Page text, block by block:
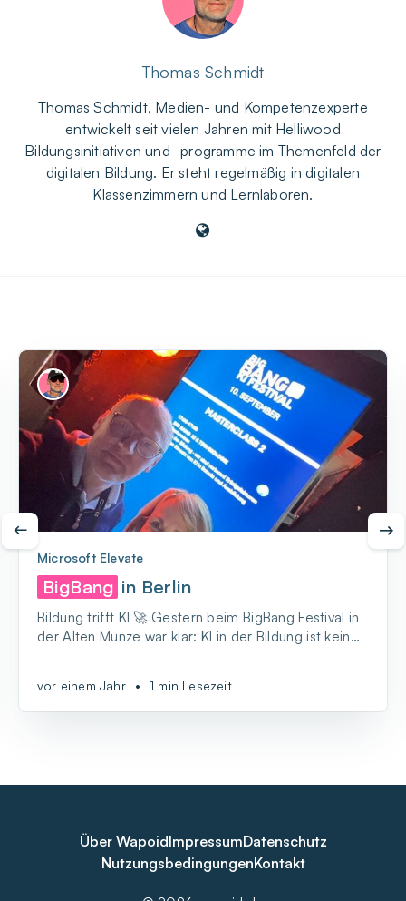
Thomas Schmidt
Thomas Schmidt, Medien- und Kompetenzexperte
entwickelt seit vielen Jahren mit Helliwood
Bildungsinitiativen und -programme im Themenfeld der
digitalen Bildung. Er steht regelmäßig in digitalen
Klassenzimmern und Lernlaboren.
Microsoft Elevate
BigBang in Berlin
Bildung trifft KI 🚀 Gestern beim BigBang Festival in
der Alten Münze war klar: KI in der Bildung ist kein
vor einem Jahr • 1 min Lesezeit
Über WapoidImpressumDatenschutz
NutzungsbedingungenKontakt